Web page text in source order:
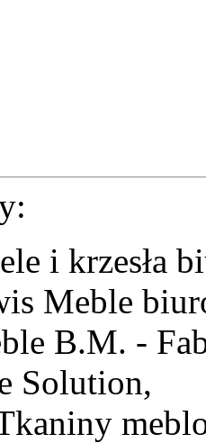
i krzesła
Meble
B.M. -
Solution,